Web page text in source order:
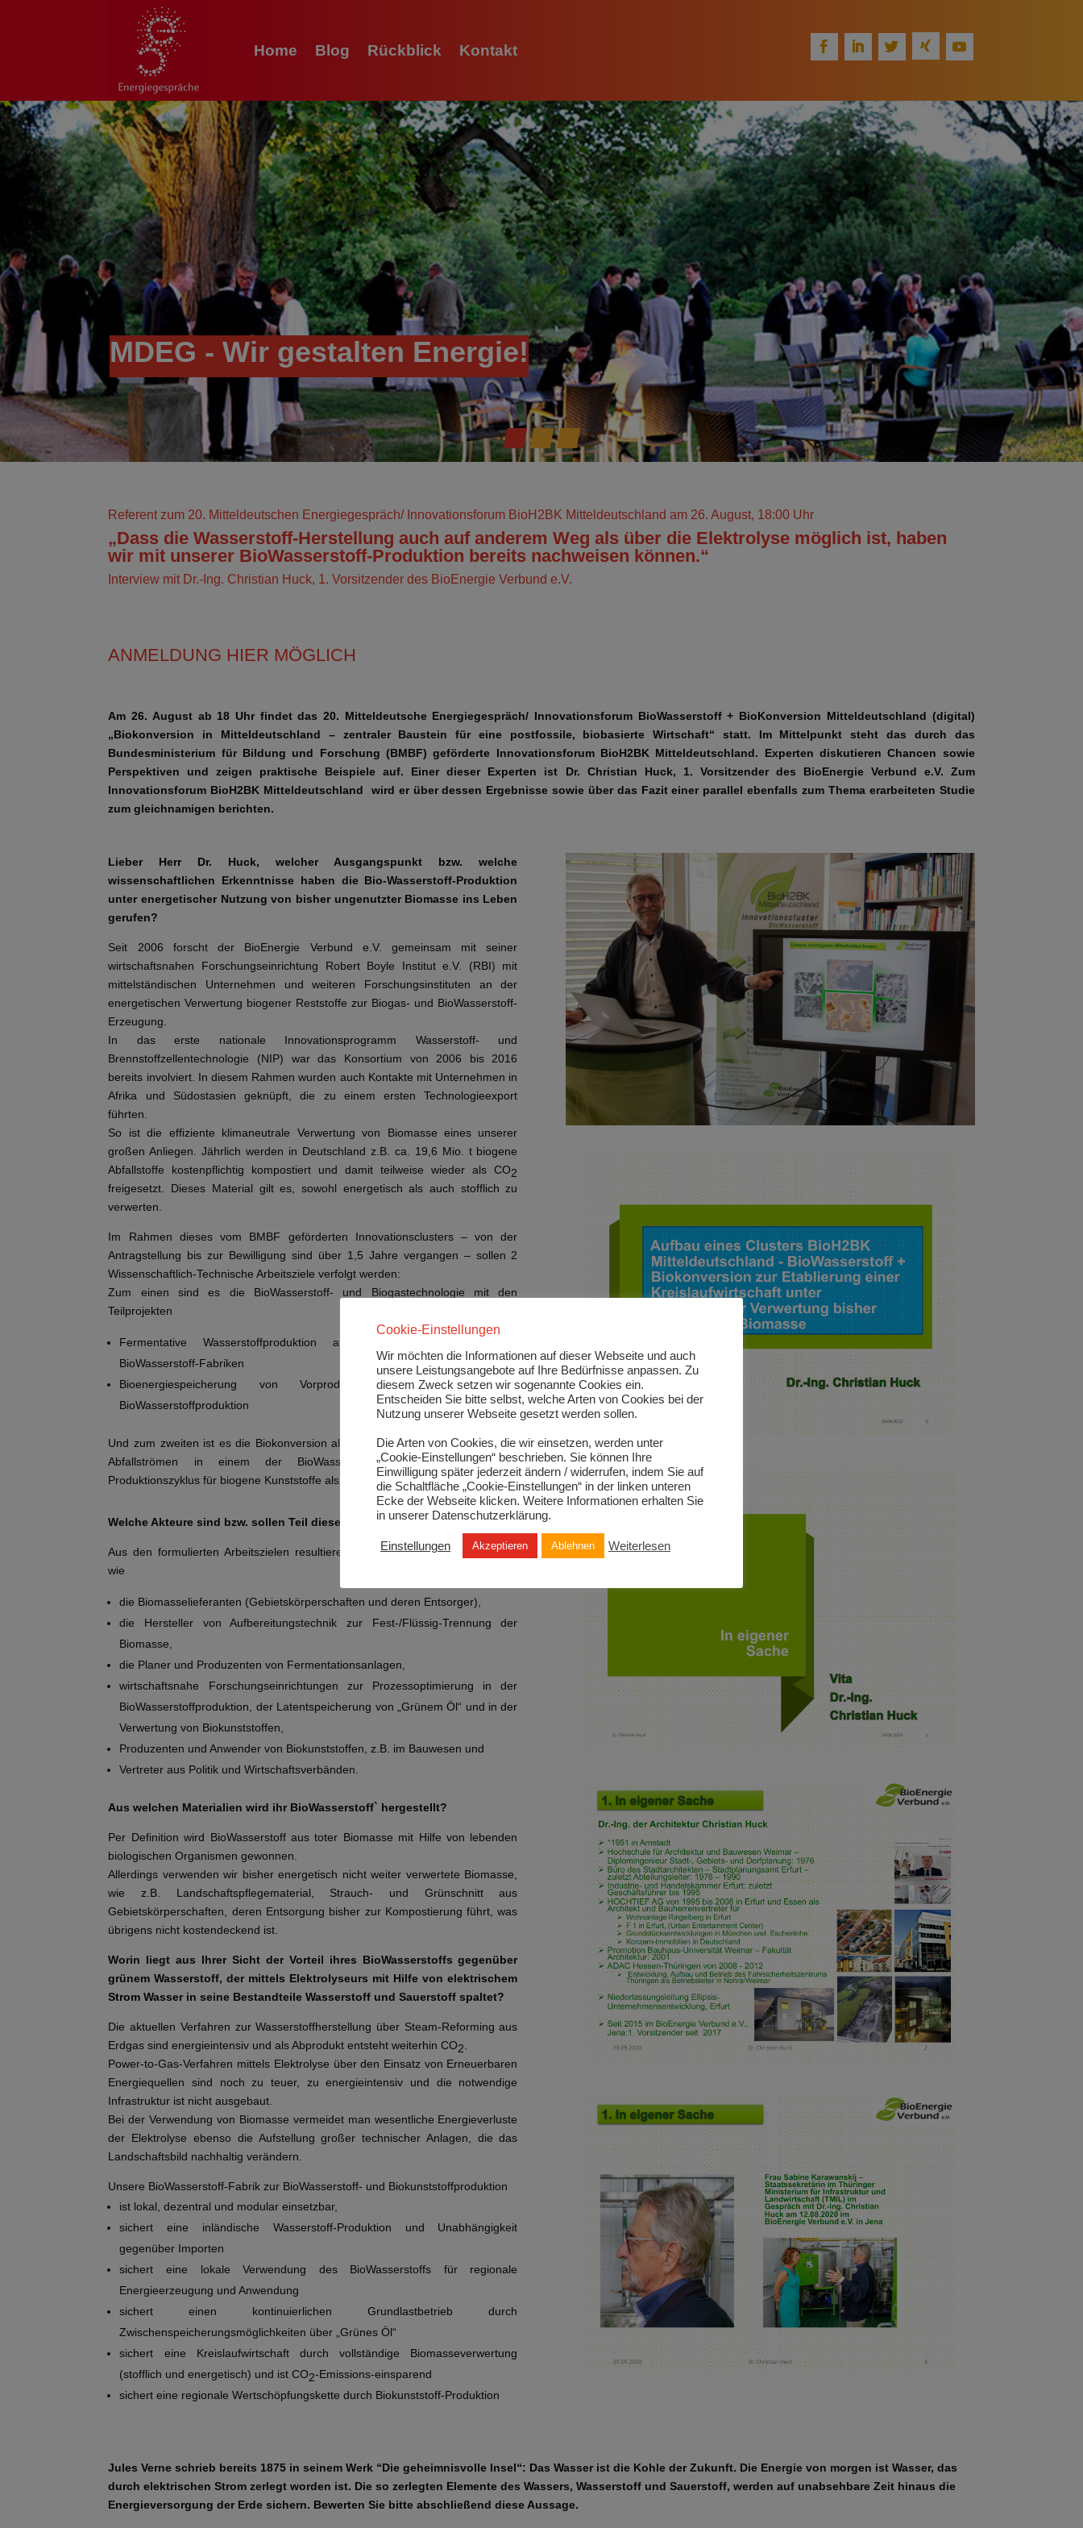
Home Blog Rückblick Kontakt
A D I N G
Referent zum 20. Mitteldeutschen Energiegespräch/ Innovationsforum BioH2BK Mitteldeutschland am 26. August, 18:00 Uhr
„Dass die Wasserstoff-Herstellung auch auf anderem Weg als über die Elektrolyse möglich ist, haben
wir mit unserer BioWasserstoff-Produktion bereits nachweisen können.“
Interview mit Dr.-Ing. Christian Huck, 1. Vorsitzender des BioEnergie Verbund e.V.
ANMELDUNG HIER MÖGLICH
Am 26. August ab 18 Uhr findet das 20. Mitteldeutsche Energiegespräch/ Innovationsforum BioWasserstoff + BioKonversion Mitteldeutschland (digital)
„Biokonversion in Mitteldeutschland – zentraler Baustein für eine postfossile, biobasierte Wirtschaft“ statt. Im Mittelpunkt steht das durch das
Bundesministerium für Bildung und Forschung (BMBF) geförderte Innovationsforum BioH2BK Mitteldeutschland. Experten diskutieren Chancen sowie
Perspektiven und zeigen praktische Beispiele auf. Einer dieser Experten ist Dr. Christian Huck, 1. Vorsitzender des BioEnergie Verbund e.V. Zum
Innovationsforum BioH2BK Mitteldeutschland wird er über dessen Ergebnisse sowie über das Fazit einer parallel ebenfalls zum Thema erarbeiteten Studie
zum gleichnamigen berichten.
Lieber Herr Dr. Huck, welcher Ausgangspunkt bzw. welche
wissenschaftlichen Erkenntnisse haben die Bio-Wasserstoff-Produktion
unter energetischer Nutzung von bisher ungenutzter Biomasse ins Leben
gerufen?
Seit 2006 forscht der BioEnergie Verbund e.V. gemeinsam mit seiner
wirtschaftsnahen Forschungseinrichtung Robert Boyle Institut e.V. (RBI) mit
mittelständischen Unternehmen und weiteren Forschungsinstituten an der
energetischen Verwertung biogener Reststoffe zur Biogas- und BioWasserstoff-
Erzeugung.
In das erste nationale Innovationsprogramm Wasserstoff- und
Brennstoffzellentechnologie (NIP) war das Konsortium von 2006 bis 2016
bereits involviert. In diesem Rahmen wurden auch Kontakte mit Unternehmen in
Afrika und Südostasien geknüpft, die zu einem ersten Technologieexport
führten.
So ist die effiziente klimaneutrale Verwertung von Biomasse eines unserer
großen Anliegen. Jährlich werden in Deutschland z.B. ca. 19,6 Mio. t biogene
Abfallstoffe kostenpflichtig kompostiert und damit teilweise wieder als CO2
freigesetzt. Dieses Material gilt es, sowohl energetisch als auch stofflich zu
verwerten.
Im Rahmen dieses vom BMBF geförderten Innovationsclusters – von der
Antragstellung bis zur Bewilligung sind über 1,5 Jahre vergangen – sollen 2
Wissenschaftlich-Technische Arbeitsziele verfolgt werden:
Zum einen sind es die BioWasserstoff- und Biogastechnologie mit den
Teilprojekten
Fermentative Wasserstoffproduktion aus biogenen Abfallstoffen in
BioWasserstoff-Fabriken
Bioenergiespeicherung von Vorprodukten („Grünes Öl“) aus
BioWasserstoffproduktion
Und zum zweiten ist es die Biokonversion als stoffliche Nutzung von biogenen
Abfallströmen in einem der BioWasserstoff-Fabrik angeschlossenem
Produktionszyklus für biogene Kunststoffe als Beispiel einer Kreislaufwirtschaft.
Welche Akteure sind bzw. sollen Teil dieses Clusters sein?
Aus den formulierten Arbeitszielen resultieren die zukünftigen Clusterakteure,
wie
die Biomasselieferanten (Gebietskörperschaften und deren Entsorger),
die Hersteller von Aufbereitungstechnik zur Fest-/Flüssig-Trennung der
Biomasse,
die Planer und Produzenten von Fermentationsanlagen,
wirtschaftsnahe Forschungseinrichtungen zur Prozessoptimierung in der
BioWasserstoffproduktion, der Latentspeicherung von „Grünem Öl“ und in der
Verwertung von Biokunststoffen,
Produzenten und Anwender von Biokunststoffen, z.B. im Bauwesen und
Vertreter aus Politik und Wirtschaftsverbänden.
Aus welchen Materialien wird ihr BioWasserstoff` hergestellt?
Per Definition wird BioWasserstoff aus toter Biomasse mit Hilfe von lebenden
biologischen Organismen gewonnen.
Allerdings verwenden wir bisher energetisch nicht weiter verwertete Biomasse,
wie z.B. Landschaftspflegematerial, Strauch- und Grünschnitt aus
Gebietskörperschaften, deren Entsorgung bisher zur Kompostierung führt, was
übrigens nicht kostendeckend ist.
Worin liegt aus Ihrer Sicht der Vorteil ihres BioWasserstoffs gegenüber
grünem Wasserstoff, der mittels Elektrolyseurs mit Hilfe von elektrischem
Strom Wasser in seine Bestandteile Wasserstoff und Sauerstoff spaltet?
Die aktuellen Verfahren zur Wasserstoffherstellung über Steam-Reforming aus
Erdgas sind energieintensiv und als Abprodukt entsteht weiterhin CO2
Power-to-Gas-Verfahren mittels Elektrolyse über den Einsatz von Erneuerbaren
Energiequellen sind noch zu teuer, zu energieintensiv und die notwendige
Infrastruktur ist nicht ausgebaut.
Bei der Verwendung von Biomasse vermeidet man wesentliche Energieverluste
der Elektrolyse ebenso die Aufstellung großer technischer Anlagen, die das
Landschaftsbild nachhaltig verändern.
Unsere BioWasserstoff-Fabrik zur BioWasserstoff- und Biokunststoffproduktion
ist lokal, dezentral und modular einsetzbar,
sichert eine inländische Wasserstoff-Produktion und Unabhängigkeit
gegenüber Importen
sichert eine lokale Verwendung des BioWasserstoffs für regionale
Energieerzeugung und Anwendung
sichert einen kontinuierlichen Grundlastbetrieb durch
Zwischenspeicherungsmöglichkeiten über „Grünes Öl“
sichert eine Kreislaufwirtschaft durch vollständige Biomasseverwertung
(stofflich und energetisch) und ist CO2-Emissions-einsparend
sichert eine regionale Wertschöpfungskette durch Biokunststoff-Produktion
Jules Verne schrieb bereits 1875 in seinem Werk “Die geheimnisvolle Insel“: Das Wasser ist die Kohle der Zukunft. Die Energie von morgen ist Wasser, das
durch elektrischen Strom zerlegt worden ist. Die so zerlegten Elemente des Wassers, Wasserstoff und Sauerstoff, werden auf unabsehbare Zeit hinaus die
Energieversorgung der Erde sichern. Bewerten Sie bitte abschließend diese Aussage.
Cookie-Einstellungen
Wir möchten die Informationen auf dieser Webseite und auch
unsere Leistungsangebote auf Ihre Bedürfnisse anpassen. Zu
diesem Zweck setzen wir sogenannte Cookies ein.
Entscheiden Sie bitte selbst, welche Arten von Cookies bei der
Nutzung unserer Webseite gesetzt werden sollen.
Die Arten von Cookies, die wir einsetzen, werden unter
„Cookie-Einstellungen“ beschrieben. Sie können Ihre
Einwilligung später jederzeit ändern / widerrufen, indem Sie auf
die Schaltfläche „Cookie-Einstellungen“ in der linken unteren
Ecke der Webseite klicken. Weitere Informationen erhalten Sie
in unserer Datenschutzerklärung.
Einstellungen Akzeptieren Ablehnen Weiterlesen